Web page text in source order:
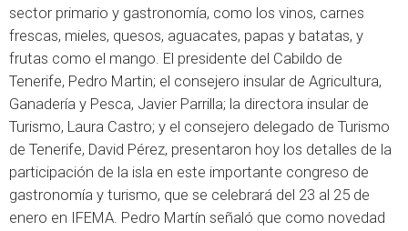
sector primario y gastronomía, como los vinos, carnes
frescas, mieles, quesos, aguacates, papas y batatas, y
frutas como el mango. El presidente del Cabildo de
Tenerife, Pedro Martin; el consejero insular de Agricultura,
Ganadería y Pesca, Javier Parrilla; la directora insular de
Turismo, Laura Castro; y el consejero delegado de Turismo
de Tenerife, David Pérez, presentaron hoy los detalles de la
participación de la isla en este importante congreso de
gastronomía y turismo, que se celebrará del 23 al 25 de
enero en IFEMA. Pedro Martín señaló que como novedad